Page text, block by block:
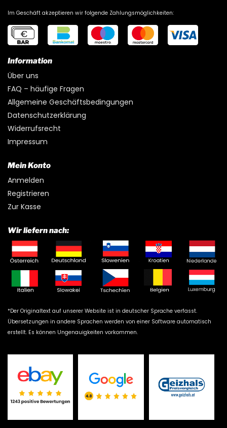
Im Geschäft akzeptieren wir folgende Zahlungsmöglichkeiten:
Information
Über uns
FAQ – häufige Fragen
Allgemeine Geschäftsbedingungen
Datenschutzerklärung
Widerrufsrecht
Impressum
Mein Konto
Anmelden
Registrieren
Zur Kasse
Wir liefern nach:
*Der Originaltext auf unserer Website ist in deutscher Sprache verfasst.
Übersetzungen in andere Sprachen werden von einer Software automatisch
erstellt. Es können Ungenauigkeiten vorkommen.